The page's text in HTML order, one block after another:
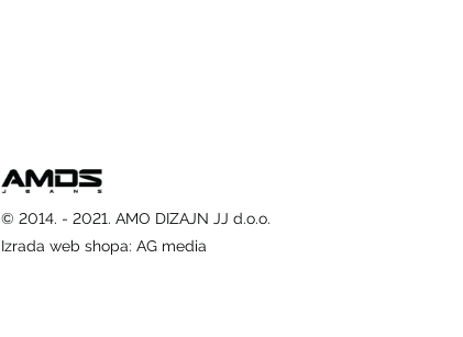
© 2014. - 2021. AMO DIZAJN JJ d.o.o.
Izrada web shopa: AG media